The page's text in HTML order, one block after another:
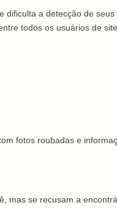
a detecção de
todos os usuários de
fotos roubadas e
mas se recusam a